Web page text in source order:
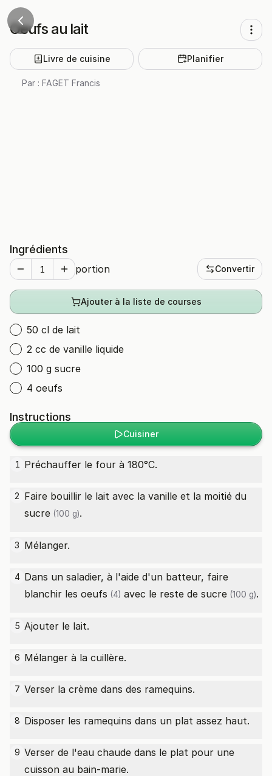
Oeufs au lait
Livre de cuisine Planifier
Par : FAGET Francis
Ingrédients
portion Convertir
Ajouter à la liste de courses
50 cl de lait
2 cc de vanille liquide
100 g sucre
4 oeufs
Instructions
Cuisiner
1 Préchauffer le four à 180°C.
2 Faire bouillir le lait avec la vanille et la moitié du
sucre (100 g).
3 Mélanger.
4 Dans un saladier, à l'aide d'un batteur, faire
blanchir les oeufs (4) avec le reste de sucre (100 g).
5 Ajouter le lait.
6 Mélanger à la cuillère.
7 Verser la crème dans des ramequins.
8 Disposer les ramequins dans un plat assez haut.
9 Verser de l'eau chaude dans le plat pour une
cuisson au bain-marie.